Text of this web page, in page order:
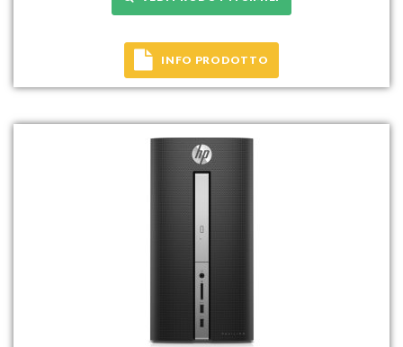
INFO PRODOTTO